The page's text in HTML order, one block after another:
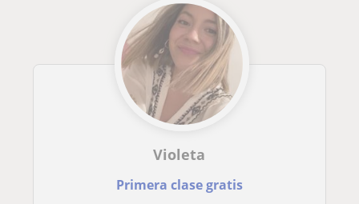
Violeta
Primera clase gratis